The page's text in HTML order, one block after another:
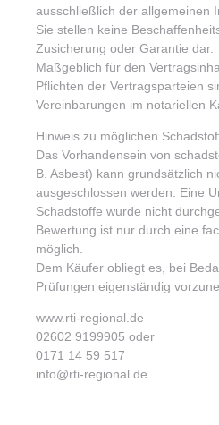
ausschließlich der allgemeinen
Sie stellen keine
Zusicherung oder Garantie dar.
Maßgeblich für den
Pflichten der Vertragsparteien
Vereinbarungen im notariellen
Hinweis zu möglichen
Das Vorhandensein von
B. Asbest) kann grundsätzlich
ausgeschlossen werden. Eine
Schadstoffe wurde nicht
Bewertung ist nur durch eine
möglich.
Dem Käufer obliegt es, bei
Prüfungen eigenständig
www.rti-regional.de
02602 9199905 oder
0171 14 59 517
info@rti-regional.de